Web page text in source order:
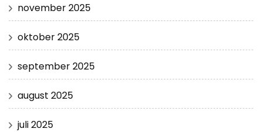
november 2025
oktober 2025
september 2025
august 2025
juli 2025